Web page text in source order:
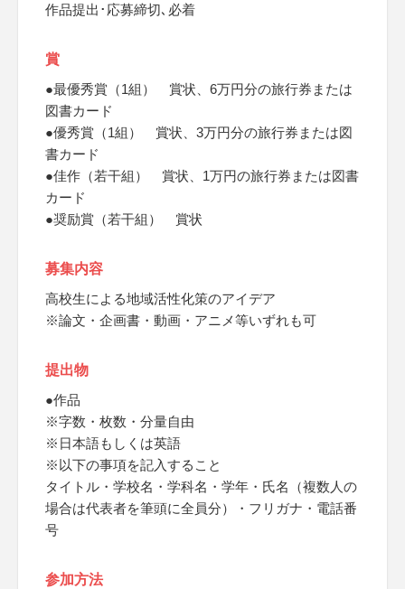
作品提出･応募締切､必着
賞
●最優秀賞（1組） 賞状、6万円分の旅行券または
図書カード
●優秀賞（1組） 賞状、3万円分の旅行券または図
書カード
●佳作（若干組） 賞状、1万円の旅行券または図書
カード
●奨励賞（若干組） 賞状
募集内容
高校生による地域活性化策のアイデア
※論文・企画書・動画・アニメ等いずれも可
提出物
●作品
※字数・枚数・分量自由
※日本語もしくは英語
※以下の事項を記入すること
タイトル・学校名・学科名・学年・氏名（複数人の
場合は代表者を筆頭に全員分）・フリガナ・電話番
号
参加方法